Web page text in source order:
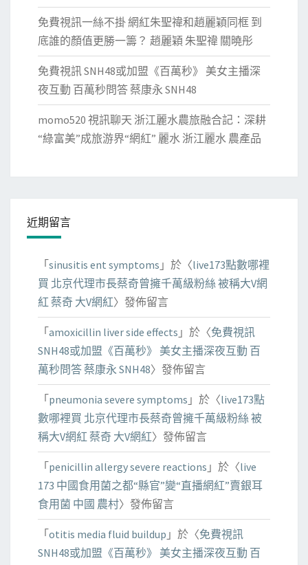
免費視訊一絲不掛 網紅朱聖禕和趙麗穎同框 到
底誰的顏值更勝一籌？ 趙麗穎 朱聖禕 關曉彤
免費視訊 SNH48或加盟《百萬秒》 美女主播深
夜互動 百萬秒問答 蔡康永 SNH48
momo520 視訊聊天 浙江麗水農旅融合記：深耕
“綠富美”成旅游界“網紅” 麗水 浙江麗水 農產品
近期留言
「 sinusitis ent symptoms 」於〈live173點數哪裡
買 北京代理市長蔡奇曾擁千萬級粉絲 被稱大V網
紅 蔡奇 大V網紅〉發佈留言
「 amoxicillin liver side effects 」於〈免費視訊
SNH48或加盟《百萬秒》 美女主播深夜互動 百
萬秒問答 蔡康永 SNH48〉發佈留言
「 pneumonia severe symptoms 」於〈live173點
數哪裡買 北京代理市長蔡奇曾擁千萬級粉絲 被
稱大V網紅 蔡奇 大V網紅〉發佈留言
「 penicillin allergy severe reactions 」於〈live
173 中國食用菌之都“縣官”變“直播網紅”賣銀耳
食用菌 中國 農村〉發佈留言
「 otitis media fluid buildup 」於〈免費視訊
SNH48或加盟《百萬秒》 美女主播深夜互動 百